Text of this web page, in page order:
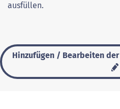
ausfüllen.
Hinzufügen / Bearbeiten